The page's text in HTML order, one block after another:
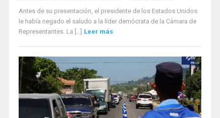
Antes de su presentación, el presidente de los Estados Unidos
le había negado el saludo a la líder demócrata de la Cámara de
Representantes. La [...] Leer más